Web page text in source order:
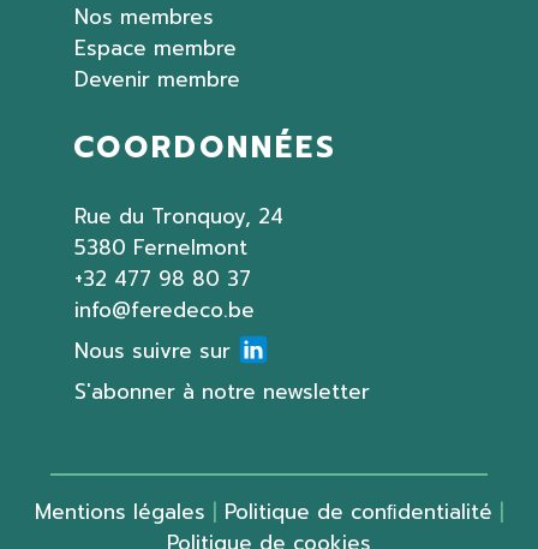
Nos membres
Espace membre
Devenir membre
COORDONNÉES
Rue du Tronquoy, 24
5380 Fernelmont
+32 477 98 80 37
info@feredeco.be
Nous suivre sur
S'abonner à notre newsletter
Mentions légales | Politique de conﬁdentialité |